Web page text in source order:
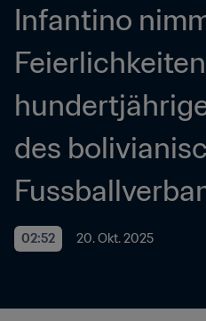
Infantino
des
02:52 20. Okt. 2025